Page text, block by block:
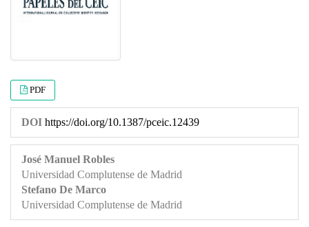
PDF
DOI https://doi.org/10.1387/pceic.12439
José Manuel Robles
Universidad Complutense de Madrid
Stefano De Marco
Universidad Complutense de Madrid